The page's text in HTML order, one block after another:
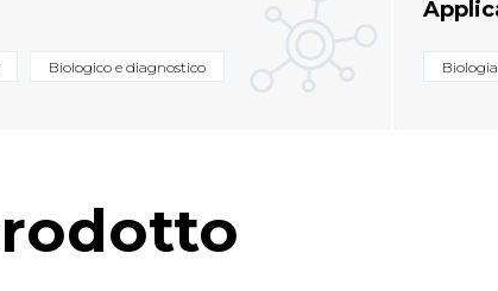
Biologico e diagnostico